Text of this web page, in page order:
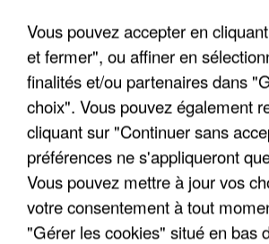
L’UN DES FONDATEURS
MAFIA INTERPELLÉ EN ALGÉRIE
Vous pouvez accepter en
et fermer", ou affiner en
finalités et/ou partenaires dans
choix". Vous pouvez également
cliquant sur "Continuer sans
préférences ne s'appliqueront
Vous pouvez mettre à jour vos
votre consentement à tout
"Gérer les cookies" situé en bas